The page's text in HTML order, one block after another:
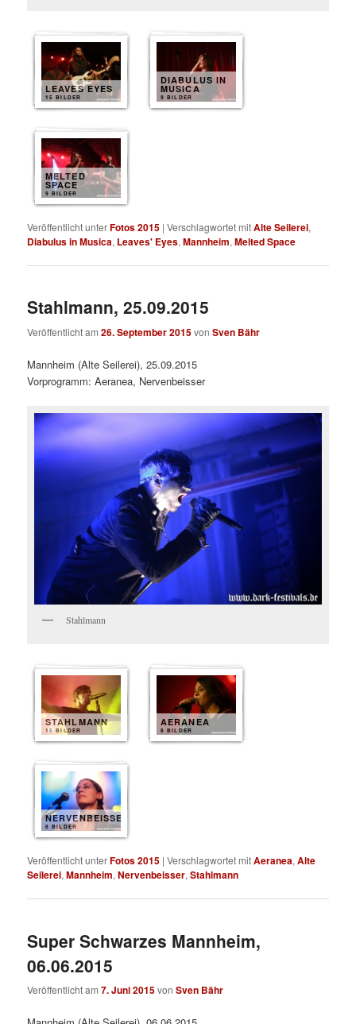
LEAVES EYES
15 BILDER
DIABULUS IN
MUSICA
9 BILDER
MELTED
SPACE
9 BILDER
Veröffentlicht unterFotos 2015 |Verschlagwortet mitAlte Seilerei,
Diabulus in Musica, Leaves' Eyes,Mannheim,Melted Space
Stahlmann, 25.09.2015
Veröffentlicht am26. September 2015vonSven Bähr
Mannheim (Alte Seilerei), 25.09.2015
Vorprogramm: Aeranea, Nervenbeisser
Stahlmann
STAHLMANN
15 BILDER
AERANEA
8 BILDER
NERVENBEISSER
8 BILDER
Veröffentlicht unterFotos 2015 |Verschlagwortet mitAeranea,Alte
Seilerei,Mannheim,Nervenbeisser,Stahlmann
Super Schwarzes Mannheim,
06.06.2015
Veröffentlicht am7. Juni 2015vonSven Bähr